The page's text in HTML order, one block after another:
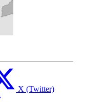
X (Twitter)